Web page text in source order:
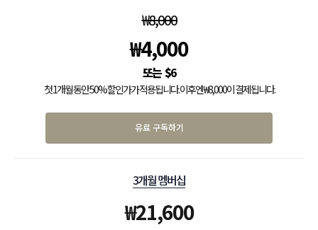
₩8,000
₩4,000
$6
첫 1개월 동안 50% 할인가가 적용됩니다. 이후엔 ₩8,000이 결제됩니다.
유료 구독하기
3개월 멤버십
₩21,600